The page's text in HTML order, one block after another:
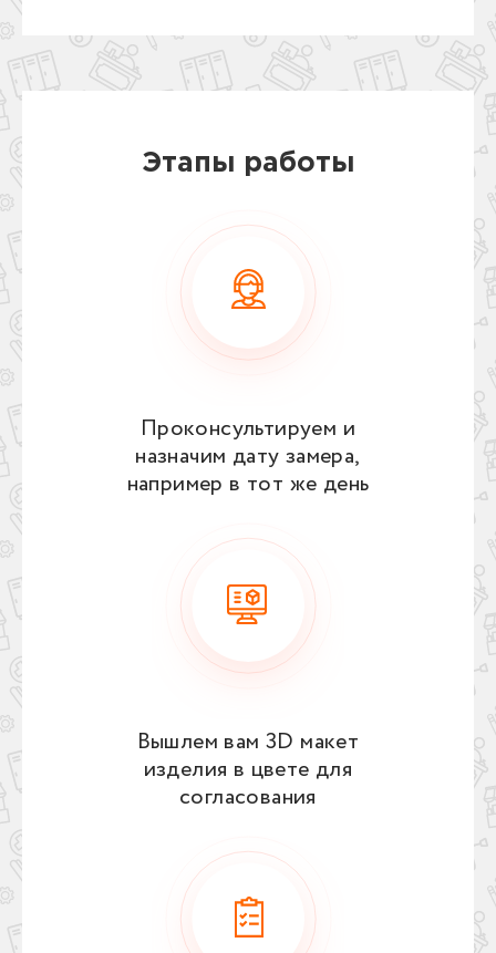
Этапы работы
Проконсультируем и
назначим дату замера,
например в тот же день
Вышлем вам 3D макет
изделия в цвете для
согласования